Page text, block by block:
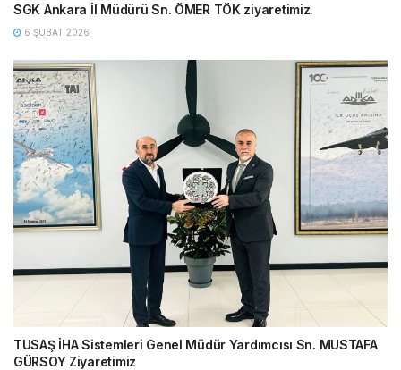
SGK Ankara İl Müdürü Sn. ÖMER TÖK ziyaretimiz.
6 ŞUBAT 2026
TUSAŞ İHA Sistemleri Genel Müdür Yardımcısı Sn. MUSTAFA
GÜRSOY Ziyaretimiz